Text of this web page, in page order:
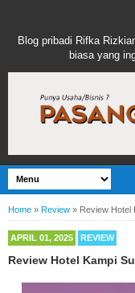
Blog pribadi Rifka
biasa yang
Home » Review » Review Hotel
APRIL 01, 2025 REVIEW
Review Hotel Kampi